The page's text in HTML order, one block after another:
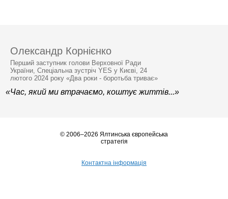
Олександр Корнієнко
Перший заступник голови Верховної Ради
України, Спеціальна зустріч YES у Києві, 24
лютого 2024 року «Два роки - боротьба триває»
«Час, який ми втрачаємо, коштує життів...»
© 2006–2026 Ялтинська європейська
стратегія
Контактна інформація